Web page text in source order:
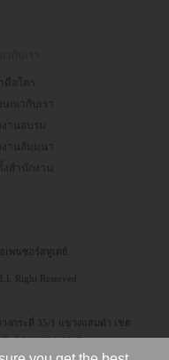
าคือใคร
ษณากับเรา
งานอบรม
งานสัมมนา
งสำนักงาน
เพนซอร์สทูเดย์
Right Reserved.
งกระดี่ 35/1 แขวงแสมดำ เขต
พท์ 08-6304-9545